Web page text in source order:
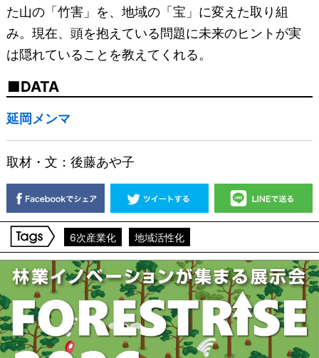
た山の「竹害」を、地域の「宝」に変えた取り組
み。現在、頭を抱えている問題に未来のヒントが実
は隠れていることを教えてくれる。
DATA
延岡メンマ
取材・文：後藤あや子
6次産業化 地域活性化